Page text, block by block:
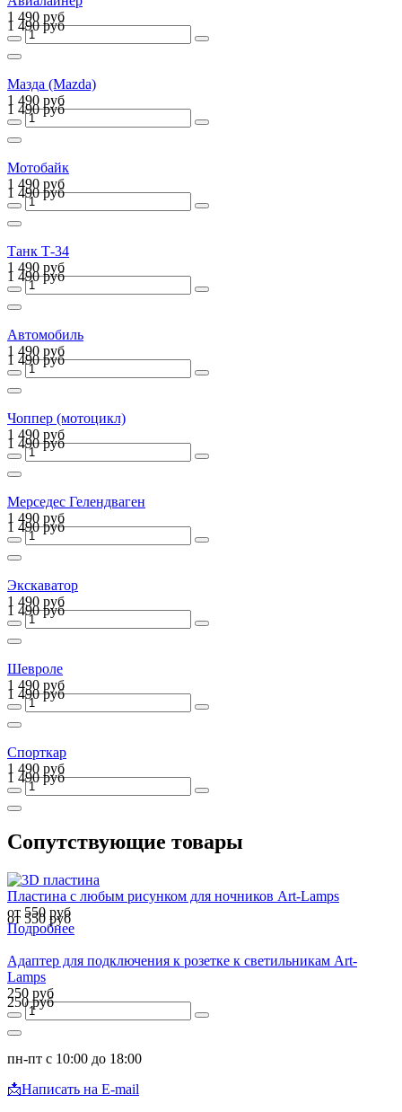
1 490 руб
1 490 руб
Мазда (Mazda)
1 490 руб
1 490 руб
Мотобайк
1 490 руб
1 490 руб
Танк Т-34
1 490 руб
1 490 руб
Автомобиль
1 490 руб
1 490 руб
Чоппер (мотоцикл)
1 490 руб
1 490 руб
Мерседес Гелендваген
1 490 руб
1 490 руб
Экскаватор
1 490 руб
1 490 руб
Шевроле
1 490 руб
1 490 руб
Спорткар
1 490 руб
1 490 руб
Сопутствующие товары
Пластина с любым рисунком для ночников Art-Lamps
от 550 руб
от 550 руб
Подробнее
Адаптер для подключения к розетке к светильникам Art-
Lamps
250 руб
250 руб
пн-пт с 10:00 до 18:00
📩Написать на E-mail